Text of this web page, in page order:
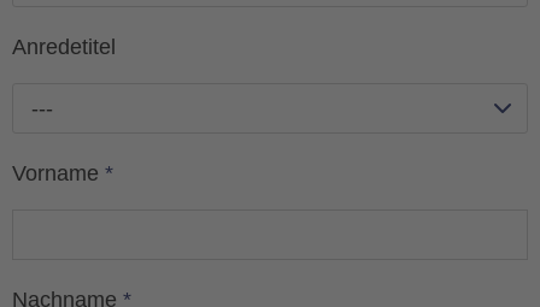
Anredetitel
---
Vorname *
Nachname *